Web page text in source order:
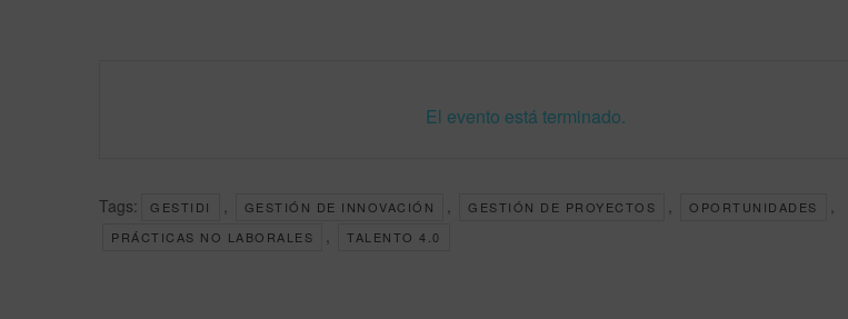
El evento está terminado.
Tags: GESTIDI , GESTIÓN DE INNOVACIÓN , GESTIÓN DE PROYECTOS , OPORTUNIDADES ,
PRÁCTICAS NO LABORALES , TALENTO 4.0